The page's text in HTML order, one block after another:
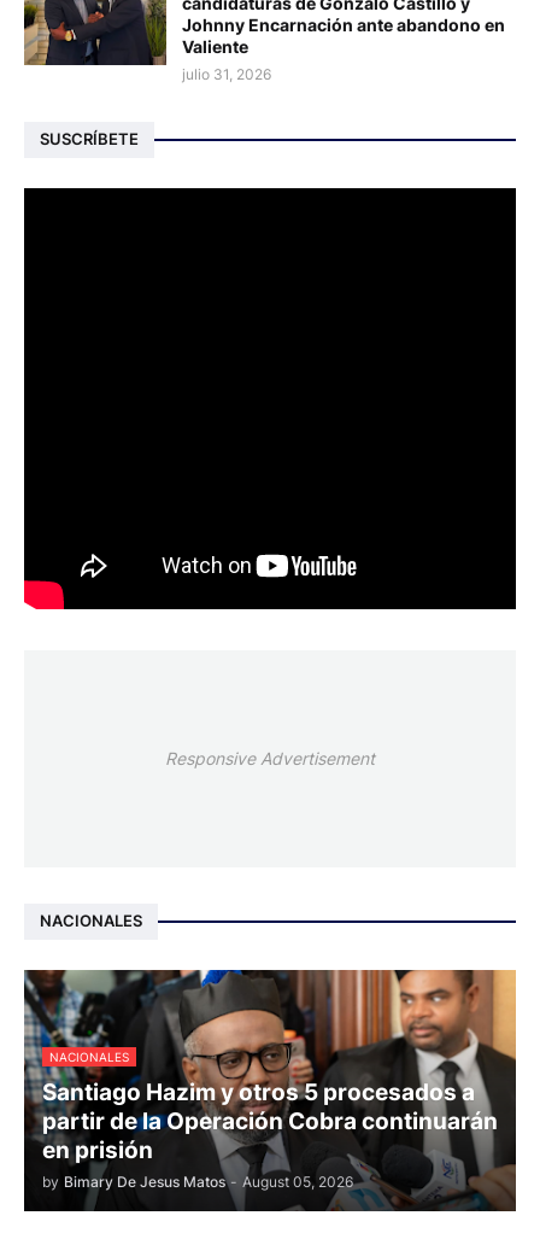
Johnny Encarnación ante abandono en
Valiente
julio 31, 2026
SUSCRÍBETE
Responsive Advertisement
NACIONALES
NACIONALES
Santiago Hazim y otros 5 procesados a
partir de la Operación Cobra continuarán
en prisión
by Bimary De Jesus Matos - August 05, 2026